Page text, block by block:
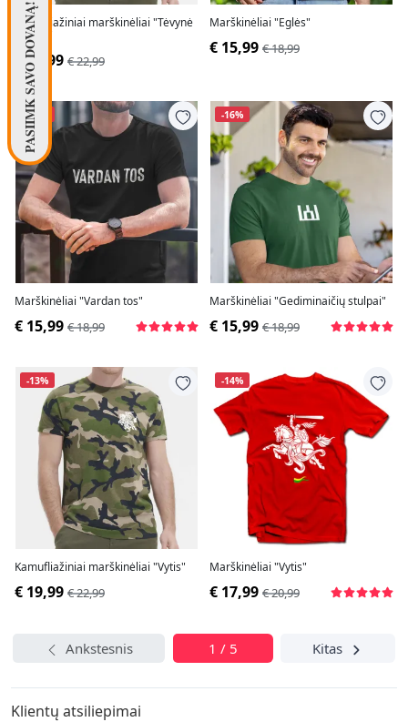
Klientų atsiliepimai
Kamufliažiniai marškinėliai "Tėvynė
širdyje"
€ 19,99 € 22,99
Marškinėliai "Eglės"
€ 15,99 € 18,99
-16%
Marškinėliai "Vardan tos"
€ 15,99 € 18,99
-16%
Marškinėliai "Gediminaičių stulpai"
€ 15,99 € 18,99
-13%
Kamufliažiniai marškinėliai "Vytis"
€ 19,99 € 22,99
-14%
Marškinėliai "Vytis"
€ 17,99 € 20,99
Ankstesnis 1 / 5 Kitas
PASIIMK SAVO DOVANĄ! 🧦